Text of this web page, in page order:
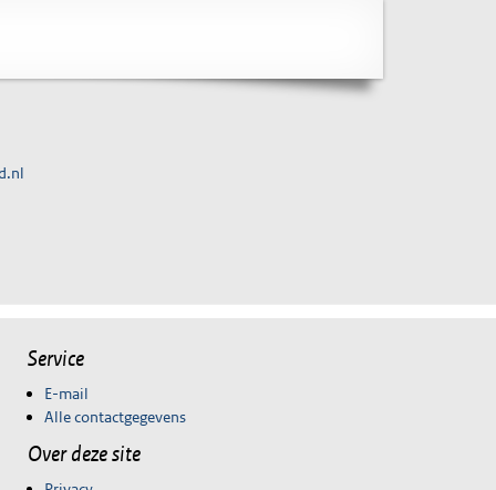
Service
E-mail
Alle contactgegevens
Over deze site